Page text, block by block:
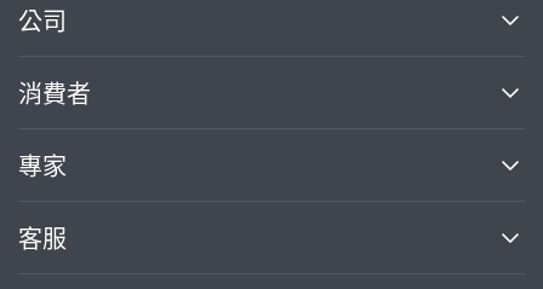
公司
關於我們
部落格
加入我們
消費者
買服務
熱門服務
專家
案件中心
客服
繼續完成